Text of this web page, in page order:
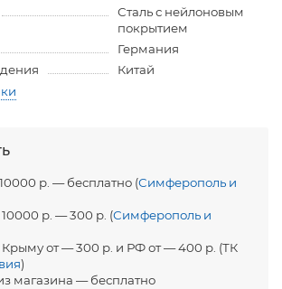
Сталь с нейлоновым
покрытием
Германия
Китай
р. — бесплатно (Симферополь и
р. — 300 р. (Симферополь и
Крыму от — 300 р. и РФ от — 400 р. (ТК
)
магазина — бесплатно